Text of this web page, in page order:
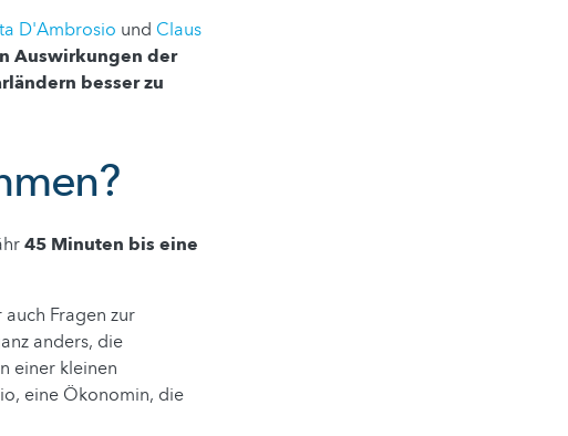
D'Ambrosio und Claus
Auswirkungen der
besser zu
45 Minuten bis eine
Fragen zur
anders, die
einer kleinen
eine Ökonomin, die